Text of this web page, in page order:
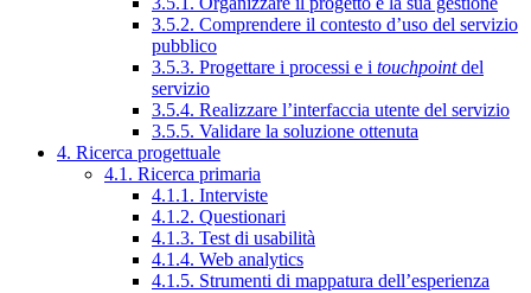
3.5.2. Comprendere il contesto d’uso del servizio
pubblico
3.5.3. Progettare i processi e i touchpointdel
servizio
3.5.4. Realizzare l’interfaccia utente del servizio
3.5.5. Validare la soluzione ottenuta
4. Ricerca progettuale
4.1. Ricerca primaria
4.1.1. Interviste
4.1.2. Questionari
4.1.3. Test di usabilità
4.1.4. Web analytics
4.1.5. Strumenti di mappatura dell’esperienza